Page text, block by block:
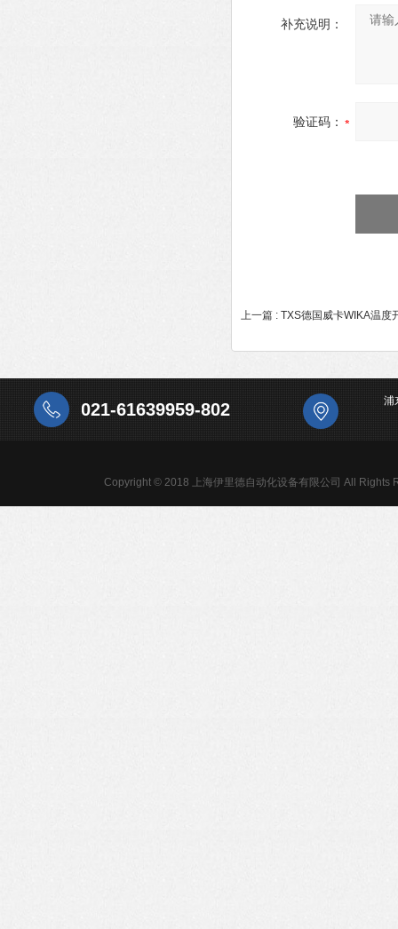
补充说明：
验证码：
上一篇 : TXS德国威卡WIKA温度
021-61639959-802 浦
Copyright © 2018 上海伊里德自动化设备有限公司 All Rights